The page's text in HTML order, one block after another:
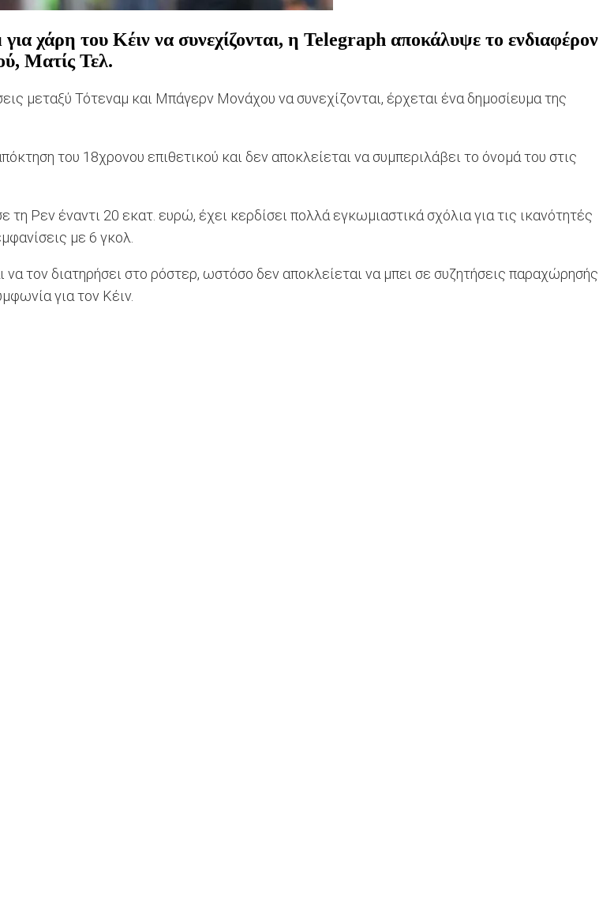
χάρη του Κέιν να συνεχίζονται, η Telegraph αποκάλυψε το ενδιαφέρον
Ματίς Τελ.
μεταξύ Τότεναμ και Μπάγερν Μονάχου να συνεχίζονται, έρχεται ένα δημοσίευμα της
του 18χρονου επιθετικού και δεν αποκλείεται να συμπεριλάβει το όνομά του στις
Ρεν έναντι 20 εκατ. ευρώ, έχει κερδίσει πολλά εγκωμιαστικά σχόλια για τις ικανότητές
με 6 γκολ.
τον διατηρήσει στο ρόστερ, ωστόσο δεν αποκλείεται να μπει σε συζητήσεις παραχώρησής
για τον Κέιν.